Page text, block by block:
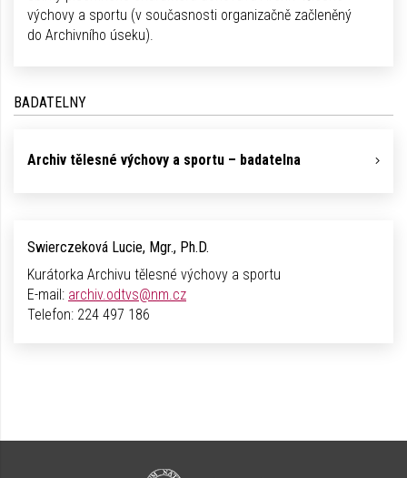
výchovy a sportu (v současnosti organizačně začleněný
do Archivního úseku).
BADATELNY
Archiv tělesné výchovy a sportu – badatelna
Swierczeková Lucie, Mgr., Ph.D.
Kurátorka Archivu tělesné výchovy a sportu
E-mail: archiv.odtvs@nm.cz
Telefon: 224 497 186